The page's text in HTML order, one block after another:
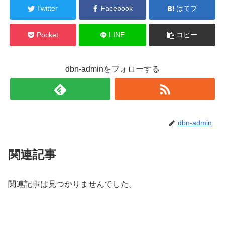
Twitter Facebook はてブ
Pocket LINE コピー
dbn-adminをフォローする
dbn-admin
関連記事
関連記事は見つかりませんでした。